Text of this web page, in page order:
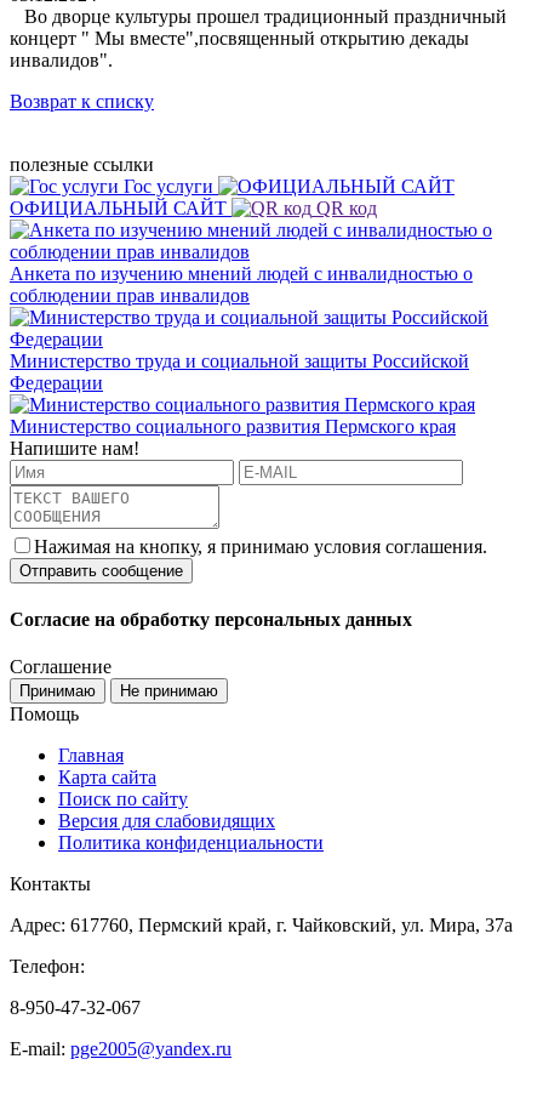
Во дворце культуры прошел традиционный праздничный
концерт " Мы вместе",посвященный открытию декады
инвалидов".
Возврат к списку
полезные ссылки
Гос услуги
ОФИЦИАЛЬНЫЙ САЙТ
QR код
Анкета по изучению мнений людей с инвалидностью о
соблюдении прав инвалидов
Министерство труда и социальной защиты Российской
Федерации
Министерство социального развития Пермского края
Напишите нам!
Нажимая на кнопку, я принимаю условия соглашения.
Согласие на обработку персональных данных
Соглашение
Принимаю Не принимаю
Помощь
Главная
Карта сайта
Поиск по сайту
Версия для слабовидящих
Политика конфиденциальности
Контакты
Адрес: 617760, Пермский край, г. Чайковский, ул. Мира, 37а
Телефон:
8-950-47-32-067
E-mail: pge2005@yandex.ru